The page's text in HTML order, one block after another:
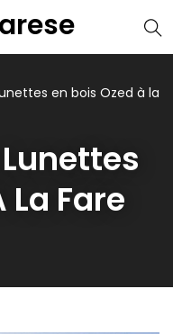
en bois Ozed à la
La Fare